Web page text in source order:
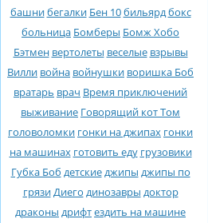
башнибегалки Бен 10бильярдбокс
больница Бомберы Бомж Хобо
Бэтмен вертолеты веселые взрывы
Вилли война войнушки воришка Боб
вратарь врач Время приключений
выживание Говорящий кот Том
головоломки гонки на джипах гонки
на машинах готовить еду грузовики
Губка Боб детскиеджипы джипы по
грязиДиего динозавры доктор
драконы дрифтездить на машине